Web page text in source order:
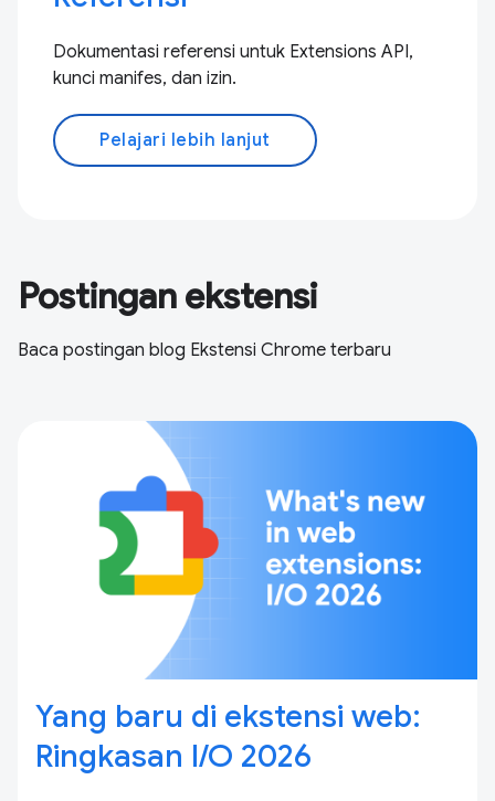
Dokumentasi referensi untuk Extensions API,
kunci manifes, dan izin.
Pelajari lebih lanjut
Postingan ekstensi
Baca postingan blog Ekstensi Chrome terbaru
Yang baru di ekstensi web:
Ringkasan I / O 2026